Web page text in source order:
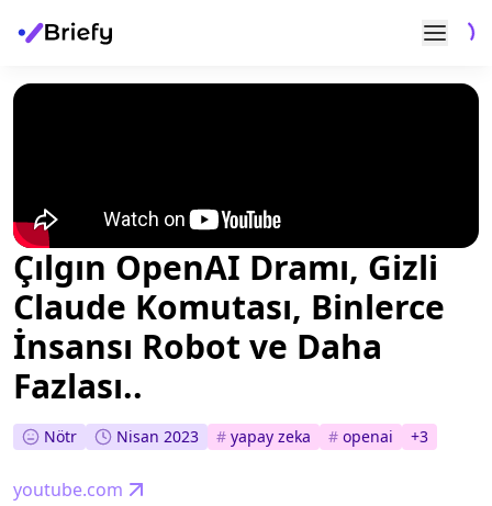
Çılgın OpenAI Dramı, Gizli
Claude Komutası, Binlerce
İnsansı Robot ve Daha
Fazlası..
Nötr Nisan 2023 # yapay zeka # openai +3
youtube.com